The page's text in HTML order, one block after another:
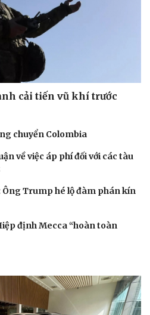
Podcast
Câu chuyện thời sự
cải tiến vũ khí trước
chuyển Colombia
về việc áp phí đối với các tàu
Ông Trump hé lộ đàm phán kín
định Mecca “hoàn toàn